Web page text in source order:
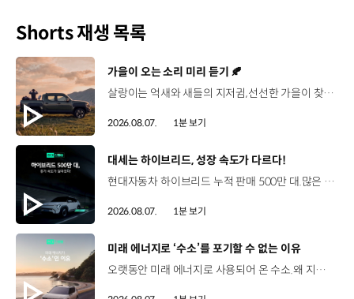
Shorts 재생 목록
[동영상]
가을이 오는 소리 미리 듣기 🍂
살랑이는 억새와 새들의 지저귐,선선한 가을이 찾아오는 소리. 더 기아 타스만과 함께 계절을 만나보세요. 🎧 *본 영상은 AI를 활용해 제작했습니다. #기아 #더기아타스만 #타스만 #가을 #입추 #Tasman #ASMR
2026.08.07. 1분 보기
[동영상]
대세는 하이브리드, 성장 속도가 다르다!
현대자동차 하이브리드 누적 판매 500만 대.많은 운전자들이 선택한 이유는 무엇일까요? 현대진행형 팟캐스트 EP.21에서 확인하세요.📻 #현대자동차그룹 #현대진행형 #모빌리티팟캐스트 #하이브리드 #연료 #미래모빌리티 #모빌리티
2026.08.07. 1분 보기
[동영상]
미래 에너지로 ‘수소’를 포기할 수 없는 이유
오랫동안 미래 에너지로 사용되어 온 수소.왜 지금까지도 중요한 선택지로 꼽힐까요? 현대진행형 팟캐스트 EP.21에서 확인하세요.📻 #현대자동차그룹 #현대진행형 #모빌리티팟캐스트 #수소전기차 #수소에너지 #연료 #미래모빌리티 #모빌리티